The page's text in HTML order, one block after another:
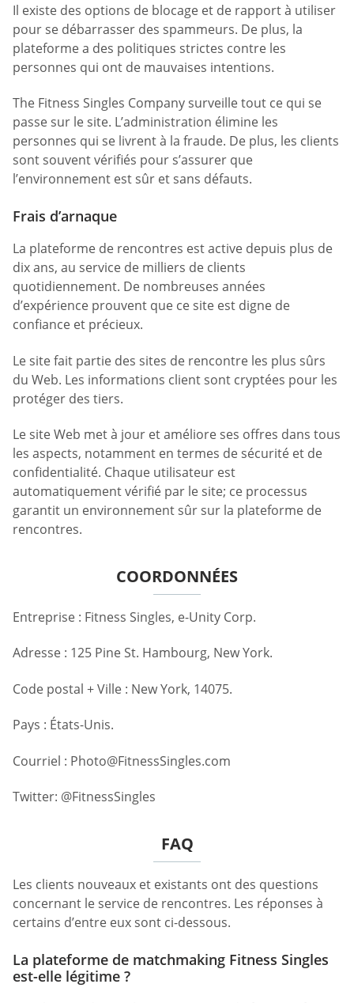
Il existe des options de blocage et de rapport à utiliser
pour se débarrasser des spammeurs. De plus, la
plateforme a des politiques strictes contre les
personnes qui ont de mauvaises intentions.
The Fitness Singles Company surveille tout ce qui se
passe sur le site. L’administration élimine les
personnes qui se livrent à la fraude. De plus, les clients
sont souvent vérifiés pour s’assurer que
l’environnement est sûr et sans défauts.
Frais d’arnaque
La plateforme de rencontres est active depuis plus de
dix ans, au service de milliers de clients
quotidiennement. De nombreuses années
d’expérience prouvent que ce site est digne de
confiance et précieux.
Le site fait partie des sites de rencontre les plus sûrs
du Web. Les informations client sont cryptées pour les
protéger des tiers.
Le site Web met à jour et améliore ses offres dans tous
les aspects, notamment en termes de sécurité et de
confidentialité. Chaque utilisateur est
automatiquement vérifié par le site; ce processus
garantit un environnement sûr sur la plateforme de
rencontres.
COORDONNÉES
Entreprise : Fitness Singles, e-Unity Corp.
Adresse : 125 Pine St. Hambourg, New York.
Code postal + Ville : New York, 14075.
Pays : États-Unis.
Courriel : Photo@FitnessSingles.com
Twitter: @FitnessSingles
FAQ
Les clients nouveaux et existants ont des questions
concernant le service de rencontres. Les réponses à
certains d’entre eux sont ci-dessous.
La plateforme de matchmaking Fitness Singles
est-elle légitime ?